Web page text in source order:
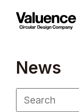
News